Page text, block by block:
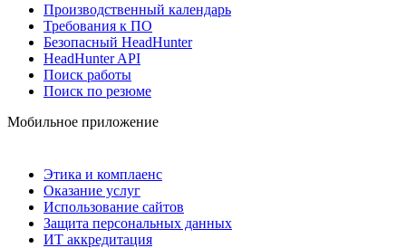
Производственный календарь
Требования к ПО
Безопасный HeadHunter
HeadHunter API
Поиск работы
Поиск по резюме
Мобильное приложение
Этика и комплаенс
Оказание услуг
Использование сайтов
Защита персональных данных
ИТ аккредитация